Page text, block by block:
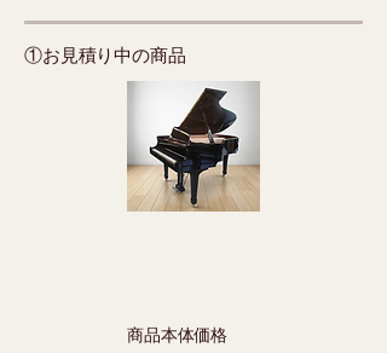
①お見積り中の商品
​商品本体価格